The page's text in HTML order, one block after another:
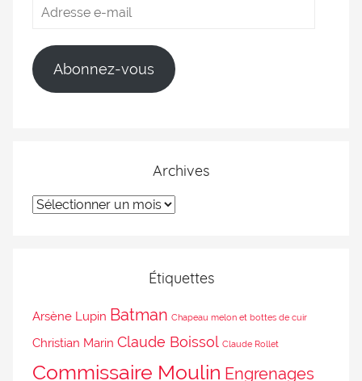
Abonnez-vous
Archives
Étiquettes
Arsène Lupin Batman Chapeau melon et bottes de cuir
Christian Marin Claude Boissol Claude Rollet
Commissaire Moulin Engrenages